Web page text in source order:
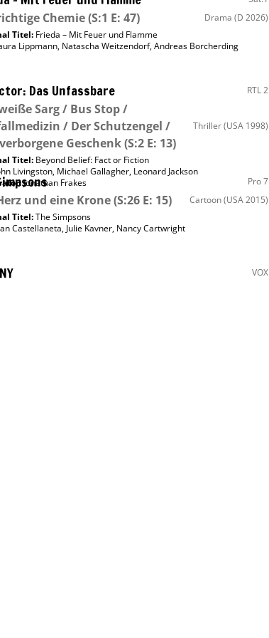
Chemie(S:1 E: 47) Drama (D 2026)
Titel: Frieda – Mit Feuer und Flamme
Lippmann, Natascha Weitzendorf,Andreas Borcherding
Das Unfassbare RTL 2
Sarg / Bus Stop /
/ Der Schutzengel /
Geschenk(S:2 E: 13)
Thriller(USA 1998)
Titel: Beyond Belief: Fact or Fiction
Livingston, Michael Gallagher, Leonard Jackson
:Jonathan Frakes Pro 7
und eine Krone(S:26 E: 15) Cartoon(USA 2015)
Titel:The Simpsons
Castellaneta, Julie Kavner, Nancy Cartwright
VOX